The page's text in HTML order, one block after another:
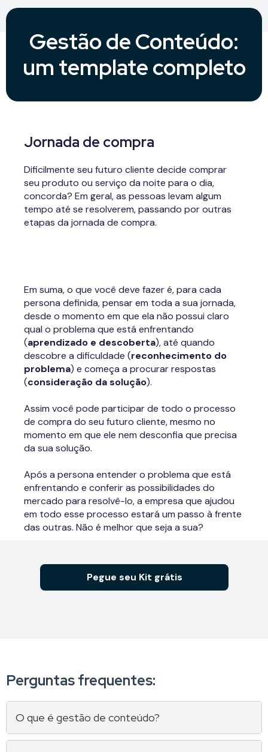
Gestão de Conteúdo:
um template completo
Persona
Você já tem aspersonasda sua empresa
documentadas?
Diferentemente de público-alvo, em que são
levantados dados mais amplos, como gênero,
Exemplo de público-alvo:homens de 40 a 50
anos, casados, classe A, com ensino superior
completo.
Exemplo de persona:Roberto, médico, 43 anos,
casado e com 2 filhos. Possui renda estável e tem
dificuldade em conciliar vida profissional e familiar.
(como a produção de conteúdo) para atingir o
público correto?
Por isso, desenvolver e documentar suas
da sua empresa com o Marketing Digital. Baixe
agora esta planilha e liste todas as suas
personas!
Calendário
postagens neste calendário completo para o seu
ano. Você pode considerar aqui os posts no blog,
Publicações para Redes Sociais
Ideias de conteúdo e gestão de
publicações
Jornada de compra
Dificilmente seu futuro cliente decide comprar
seu produto ou serviço da noite para o dia,
concorda? Em geral, as pessoas levam algum
tempo até se resolverem, passando por outras
etapas da jornada de compra.
Em suma, o que você deve fazer é, para cada
persona definida, pensar em toda a sua jornada,
desde o momento em que ela não possui claro
qual o problema que está enfrentando
(aprendizado e descoberta), até quando
descobre a dificuldade (reconhecimento do
problema) e começa a procurar respostas
(consideração da solução).
Assim você pode participar de todo o processo
de compra do seu futuro cliente, mesmo no
momento em que ele nem desconfia que precisa
da sua solução.
Após a persona entender o problema que está
enfrentando e conferir as possibilidades do
mercado para resolvê-lo, a empresa que ajudou
em todo esse processo estará um passo à frente
das outras. Não é melhor que seja a sua?
Pegue seu Kit grátis
Perguntas frequentes:
O que é gestão de conteúdo?